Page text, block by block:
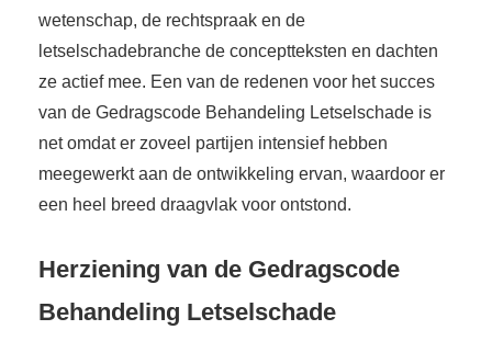
wetenschap, de rechtspraak en de
letselschadebranche de conceptteksten en dachten
ze actief mee. Een van de redenen voor het succes
van de Gedragscode Behandeling Letselschade is
net omdat er zoveel partijen intensief hebben
meegewerkt aan de ontwikkeling ervan, waardoor er
een heel breed draagvlak voor ontstond.
Herziening van de Gedragscode
Behandeling Letselschade